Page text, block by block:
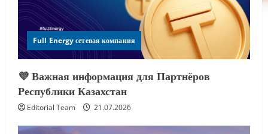
Full Energy сетевая компания
💜 Важная информация для Партнёров
Республики Казахстан
Editorial Team 21.07.2026